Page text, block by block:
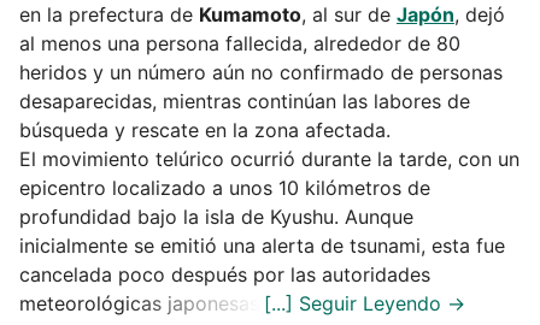
en la prefectura de Kumamoto, al sur de Japón, dejó
al menos una persona fallecida, alrededor de 80
heridos y un número aún no confirmado de personas
desaparecidas, mientras continúan las labores de
búsqueda y rescate en la zona afectada.
El movimiento telúrico ocurrió durante la tarde, con un
epicentro localizado a unos 10 kilómetros de
profundidad bajo la isla de Kyushu. Aunque
inicialmente se emitió una alerta de tsunami, esta fue
cancelada poco después por las autoridades
meteorológicas japonesas.